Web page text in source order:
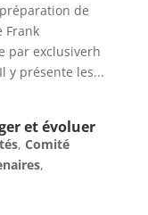
de
Frank
par exclusiverh
y présente les...
et évoluer
, Comité
,